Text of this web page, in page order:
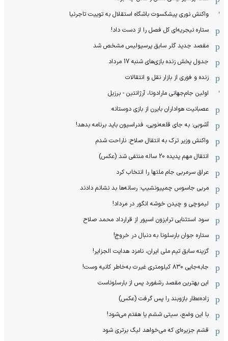
واکنش نوری پیشکسوت باشگاه استقلال به توییت تاجرنیا
ستاره نیجریه‌ای کل فصل را از دست داد!
مقصد جدید گلر سابق پرسپولیس مشخص شد
جدول پخش زنده بازی‌های شنبه 17 مرداد
زنده و فوری از بازار نقل و انتقالات
اولین جام‌جهانی مارادونا، آرژانتین - برزیل
عصبانیت هواداران بایرن از بازی دوستانه
آشوبی: به جای قلعه‌نویی، فدراسیون باید برنامه بدهد!
واکنش وزیر ترک به انتقال صلاح: ناراحت شدم
انتقال مهم پدیده 20 ساله منتفی شد (عکس)
عراق سرمربی جام ملتها را انتخاب کرد
مربی جاسوس چمپیونشیپ: رسانه‌ها بد نشانم دادند
لیموچی و چیدن خوشه انگور در مرداد!
سود استثنایی ترابزون اسپور از قرارداد محمد صلاح
ستاره جوان بارسلونا به دنبال در خروج!
گزینه سابق تیم ملی ایران، نامزد هدایت الجزایر!
جابه‌جایی ۸۳۰ کیلومتری غیرت به‌خاطر کانیه وست!
این بهترین مقصد رشفورد پس از بارسلوناست
زاده‌عطار بازوبند را پس گرفت (عکس)
با این وضع، سیتی ششم یا هفتم می‌شود!
قشم جزیره‌ای که می‌خواهد لیگ برتری شود